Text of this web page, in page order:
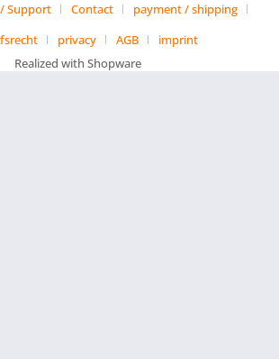
Support Contact
payment / shipping
privacy AGB
imprint
Realized with Shopware